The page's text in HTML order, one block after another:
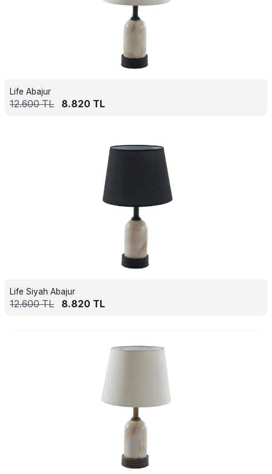
Life Abajur
12.600TL 8.820 TL
Life Siyah Abajur
12.600TL 8.820 TL